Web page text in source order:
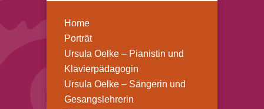
Home
Porträt
Ursula Oelke – Pianistin und
Klavierpädagogin
Ursula Oelke – Sängerin und
Gesangslehrerin